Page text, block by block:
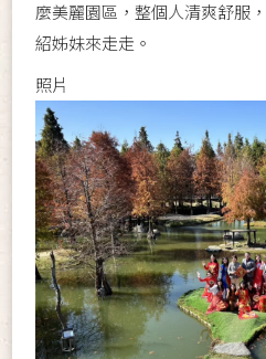
麼美麗園區，整個人清爽舒服
紹姊妹來走走。
照片